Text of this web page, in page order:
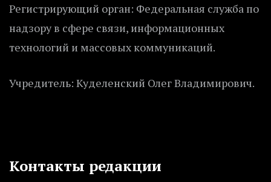
Регистрирующий орган: Федеральная служба по
надзору в сфере связи, информационных
технологий и массовых коммуникаций.
Учредитель: Куделенский Олег Владимирович.
Контакты редакции